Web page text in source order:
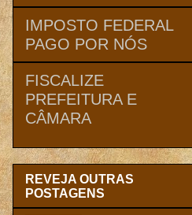
IMPOSTO FEDERAL
PAGO POR NÓS
FISCALIZE
PREFEITURA E
CÂMARA
REVEJA OUTRAS
POSTAGENS